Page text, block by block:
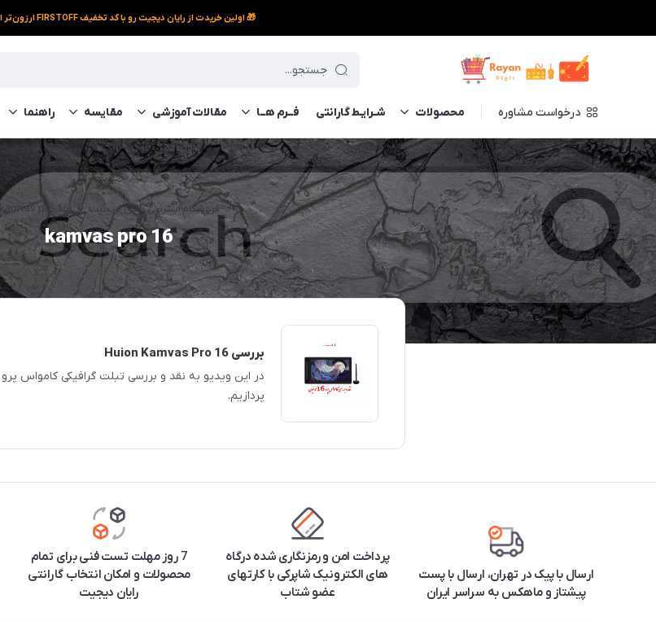
🎁 اولین خریدت از رایان دیجیت رو با کد تخفیف FIRSTOFF ارزون‌تر انجام بده.
درخواست مشاوره محصولات شـرایـط گارانتی فــرم‌ هــا مقالات آموزشی مقایسه راهنما
فروشگاه اینترنتی رایان دیجیت /
kamvas pro 16
kamvas pro 16
بررسی Huion Kamvas Pro 16
پردازیم.
ارسال با پیک در تهران، ارسال با پست
پیشتاز و ماهکس به سراسر ایران
پرداخت امن و رمزنگاری شده درگاه
های الکترونیک شاپرکی با کارتهای
عضو شتاب
7 روز مهلت تست فنی برای تمام
محصولات و امکان انتخاب گارانتی
رایان دیجیت